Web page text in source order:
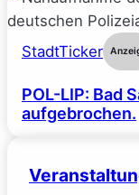
StadtTicker
POL-LIP: Bad
aufgebrochen.